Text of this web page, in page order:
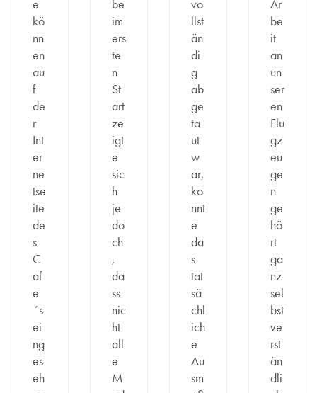
e
kö
nn
en
au
f
de
r
Int
er
ne
tse
ite
de
s
C
af
e
´s
ei
ng
es
eh
be
im
ers
te
n
St
art
ze
igt
e
sic
h
je
do
ch
,
da
ss
nic
ht
all
e
M
vo
llst
än
di
g
ab
ge
ta
ut
w
ar,
ko
nnt
e
da
s
tat
sä
chl
ich
e
Au
sm
Ar
be
it
an
un
ser
en
Flu
gz
eu
ge
n
ge
hö
rt
ga
nz
sel
bst
ve
rst
än
dli